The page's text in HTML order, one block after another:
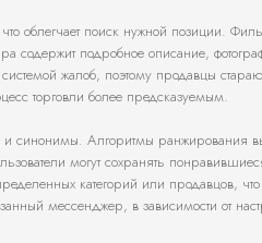
облегчает поиск нужной позиции.
содержит подробное описание,
жалоб, поэтому продавцы
торговли более предсказуемым.
и синонимы. Алгоритмы ранжирования
могут сохранять
категорий или продавцов,
мессенджер, в зависимости от